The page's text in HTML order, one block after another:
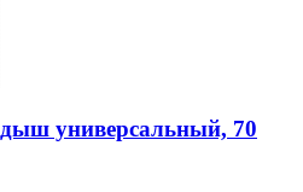
универсальный, 70